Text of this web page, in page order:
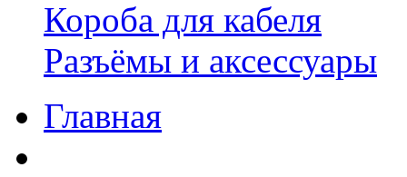
Короба для кабеля
Разъёмы и аксессуары
Главная